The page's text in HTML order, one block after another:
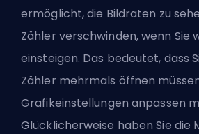
ermöglicht, die Bildraten zu
Zähler verschwinden, wenn Sie
einsteigen. Das bedeutet, dass
Zähler mehrmals öffnen
Grafikeinstellungen anpassen
Glücklicherweise haben Sie die